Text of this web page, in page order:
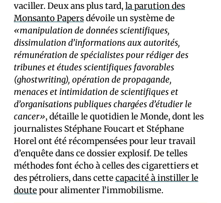
vaciller. Deux ans plus tard,la parution des
Monsanto Papersdévoile un système de
«manipulation de données scientifiques,
dissimulation d’informations aux autorités,
rémunération de spécialistes pour rédiger des
tribunes et études scientifiques favorables
(ghostwriting), opération de propagande,
menaces et intimidation de scientifiques et
d’organisations publiques chargées d’étudier le
cancer», détaille le quotidien le Monde, dont les
journalistes Stéphane Foucart et Stéphane
Horel ont été récompensé·es pour leur travail
d’enquête dans ce dossier explosif. De telles
méthodes font écho à celles des cigarettiers et
des pétroliers, dans cettecapacité à instiller le
doutepour alimenter l’immobilisme.